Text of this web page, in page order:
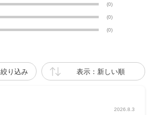
(0)
(0)
(0)
絞り込み 表示：新しい順
2026.8.3